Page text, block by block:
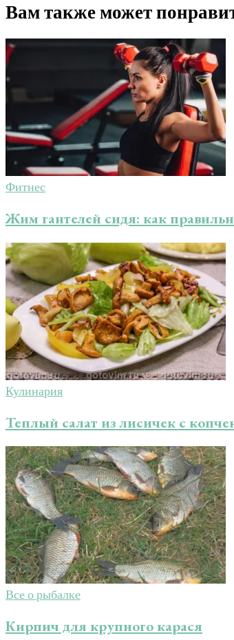
Вам также может
Фитнес
Жим гантелей сидя: как
Кулинария
Теплый салат из лисичек с
Все о рыбалке
Кирпич для крупного карася